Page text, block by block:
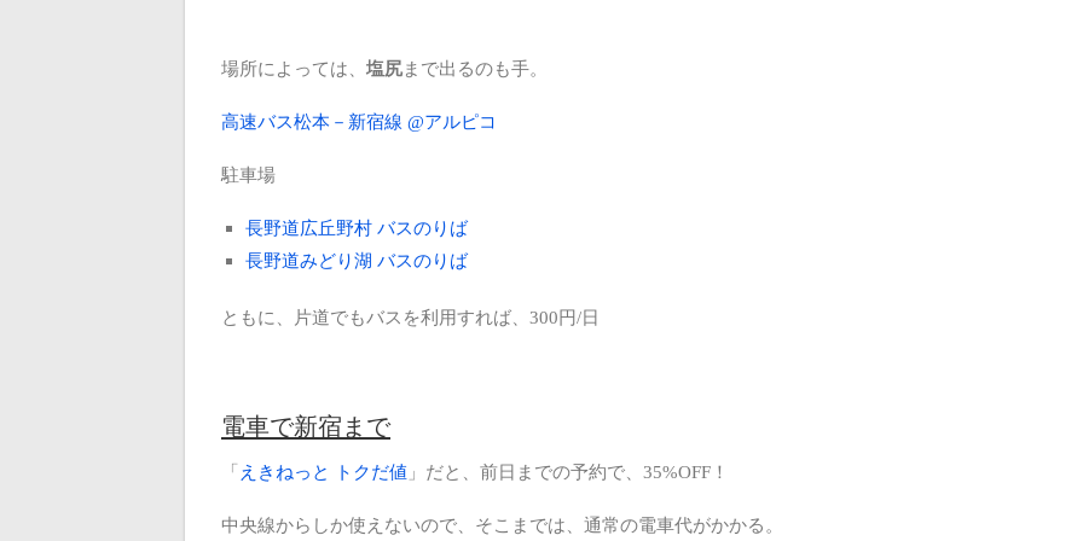
場所によっては、 塩尻まで出るのも手。
高速バス松本－新宿線 @アルピコ
駐車場
長野道広丘野村 バスのりば
長野道みどり湖 バスのりば
ともに、片道でもバスを利用すれば、300円/日
電車で新宿まで
「えきねっと トクだ値 」だと、前日までの予約で、35%OFF！
中央線からしか使えないので、そこまでは、通常の電車代がかかる。